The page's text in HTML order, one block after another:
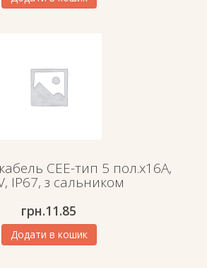
СЕЕ-тип 5 пол.х16А,
IP67, з сальником
грн.11.85
Додати в кошик